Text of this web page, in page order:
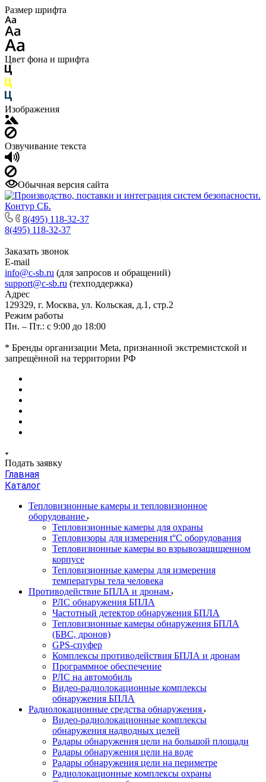
Размер шрифта
Цвет фона и шрифта
Изображения
Озвучивание текста
Обычная версия сайта
8(495) 118-32-37
8(495) 118-32-37
Заказать звонок
E-mail
info@c-sb.ru (для запросов и обращений)
support@c-sb.ru (техподдержка)
Адрес
129329, г. Москва, ул. Кольская, д.1, стр.2
Режим работы
Пн. – Пт.: с 9:00 до 18:00
* Бренды организации Meta, признанной экстремистской и
запрещённой на территории РФ
Подать заявку
Главная
Каталог
Тепловизионные камеры и тепловизионное
оборудование
Тепловизионные камеры для охраны
Тепловизоры для измерения t°С оборудования
Тепловизионные камеры во взрывозащищенном
корпусе
Тепловизионные камеры для измерения
температуры тела человека
Противодействие БПЛА и дронам
РЛС обнаружения БПЛА
Частотный детектор обнаружения БПЛА
Тепловизионные камеры обнаружения БПЛА
(БВС, дронов)
GPS-спуфер
Комплексы противодействия БПЛА и дронам
Программное обеспечение
РЛС на автомобиль
Видео-радиолокационные комплексы
обнаружения БПЛА
Радиолокационные средства обнаружения
Видео-радиолокационные комплексы
обнаружения надводных целей
Радары обнаружения цели на большой площади
Радары обнаружения цели на воде
Радары обнаружения цели на периметре
Радиолокационные комплексы охраны